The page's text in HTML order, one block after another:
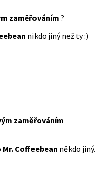
zaměřováním ?
nikdo jiný než ty :)
zaměřováním
Mr. Coffeebean někdo jiný.